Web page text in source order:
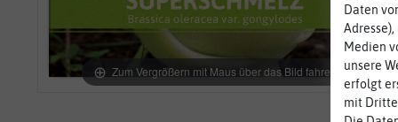
Zum Vergrößern mit Maus über das Bild fahren
Daten
Medien
unsere
erfolgt
mit